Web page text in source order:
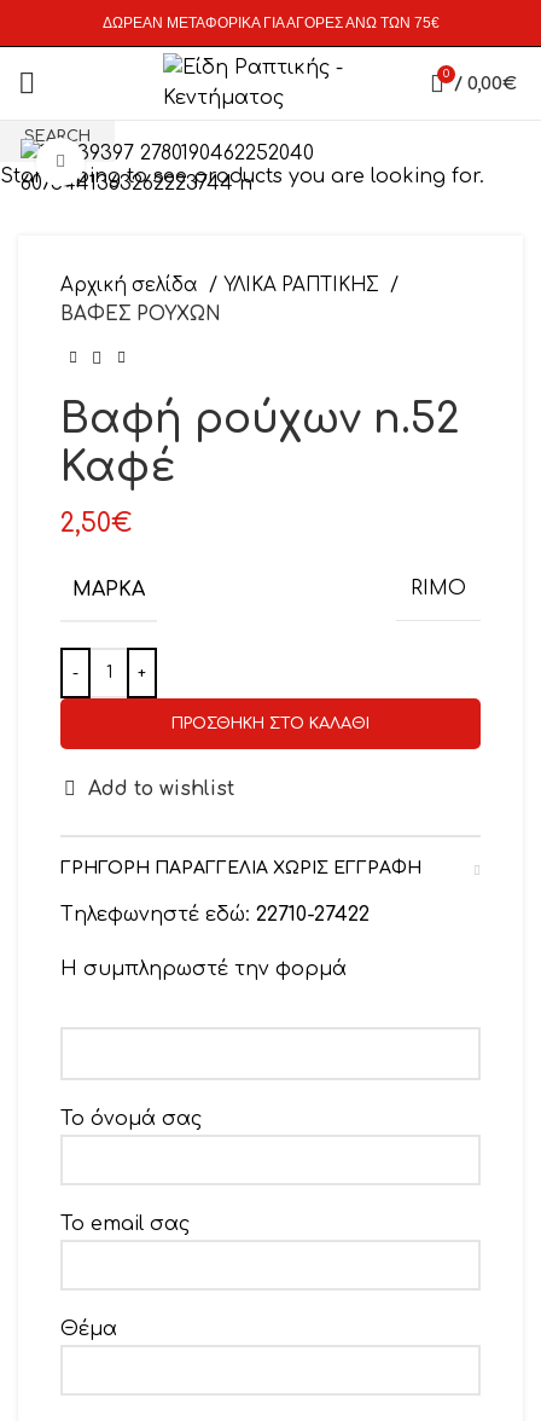
ΔΩΡΕΑΝ ΜΕΤΑΦΟΡΙΚΑ ΓΙΑ ΑΓΟΡΕΣ ΑΝΩ ΤΩΝ 75€
0 / 0,00€
Click to enlarge
Αρχική σελίδα
ΥΛΙΚΑ ΡΑΠΤΙΚΗΣ
ΒΑΦΕΣ ΡΟΥΧΩΝ
Βαφή ρούχων n.52
Καφέ
2,50€
ΜΆΡΚΑ RIMO
ΠΡΟΣΘΉΚΗ ΣΤΟ ΚΑΛΆΘΙ
Add to wishlist
ΓΡΗΓΟΡΗ ΠΑΡΑΓΓΕΛΙΑ ΧΩΡΙΣ ΕΓΓΡΑΦΗ
Tηλεφωνηστέ εδώ: 22710-27422
Η συμπληρωστέ την φορμά
Το όνομά σας
Το email σας
Θέμα
SEARCH
Start typing to see products you are looking for.